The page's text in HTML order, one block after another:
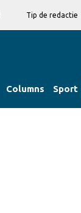
Tip de redactie
Columns Sport